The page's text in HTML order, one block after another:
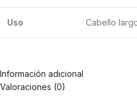
Uso Cabello
Información adicional
Valoraciones (0)